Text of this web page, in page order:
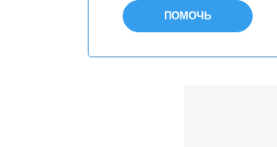
ПОМОЧЬ